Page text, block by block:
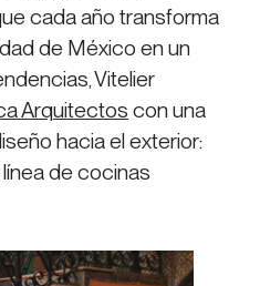
cada año transforma
de México en un
Vitelier
Arquitectos con una
hacia el exterior:
línea de cocinas